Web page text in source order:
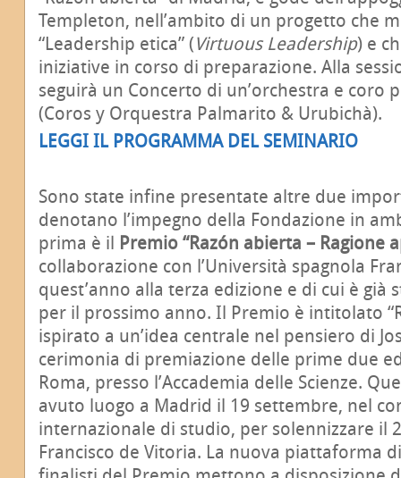
Templeton, nell’ambito di un progetto che
“Leadership etica” (Virtuous Leadership) e
iniziative in corso di preparazione. Alla
seguirà un Concerto di un’orchestra e coro
(Coros y Orquestra Palmarito & Urubichà).
LEGGI IL PROGRAMMA DEL SEMINARIO
Sono state infine presentate altre due
denotano l’impegno della Fondazione in
prima è il Premio “Razón abierta – Ragione
collaborazione con l’Università spagnola
quest’anno alla terza edizione e di cui è già
per il prossimo anno. Il Premio è intitolato
ispirato a un’idea centrale nel pensiero di
cerimonia di premiazione delle prime due
Roma, presso l’Accademia delle Scienze.
avuto luogo a Madrid il 19 settembre, nel
internazionale di studio, per solennizzare il
Francisco de Vitoria. La nuova piattaforma